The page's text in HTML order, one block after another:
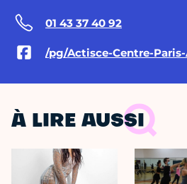
01 43 37 40 92
À LIRE AUSSI